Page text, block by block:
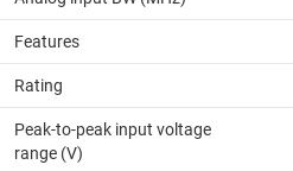
Features
Rating
Peak-to-peak input voltage
range (V)